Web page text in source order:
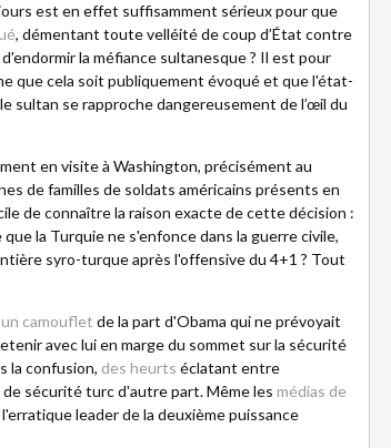
est en effet suffisamment sérieux pour que
, démentant toute velléité de coup d’État contre
la méfiance sultanesque ? Il est pour
que cela soit publiquement évoqué et que l'état-
sultan se rapproche dangereusement de l’œil du
en visite à Washington, précisément au
de familles de soldats américains présents en
de connaître la raison exacte de cette décision :
la Turquie ne s'enfonce dans la guerre civile,
syro-turque après l'offensive du 4+1 ? Tout
camouflet de la part d'Obama qui ne prévoyait
avec lui en marge du sommet sur la sécurité
la confusion, des heurts éclatant entre
sécurité turc d'autre part. Même les médias de
leader de la deuxième puissance